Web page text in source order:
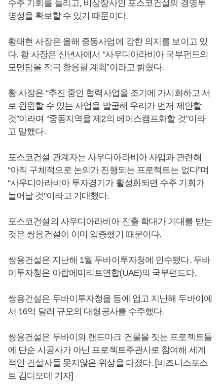
수주 기회를 늘리고, 비상장사인 포스코건설의 경영투
명성을 확보할 수 있기 때문이다.
황태현 사장은 올해 중동사업에 강한 의지를 보이고 있
다. 황 사장은 신년사에서 “사우디아라비아 국부펀드의
모멘텀을 적극 활용할 계획”이라고 밝혔다.
황 사장은 “추진 중인 협력사업을 조기에 가시화하고 서
로 윈윈할 수 있는 사업을 발굴해 우리가 먼저 제안할
것”이라며 “중동지역을 제2의 베이스캠프화할 것”이라
고 말했다.
포스코건설 관계자는 사우디아라비아 사업과 관련해
“아직 구체적으로 논의가 진행되는 프로젝트는 없다”며
“사우디아라비아 투자경기가 활성화되면 수주 기회가
늘어날 것”이라고 기대했다.
포스코건설의 사우디아라비아 진출 확대가 기대를 받는
것은 쌍용건설이 이미 입증했기 때문이다.
쌍용건설은 지난해 1월 두바이투자청에 인수됐다. 두바
이투자청은 아랍에미리트연합(UAE)의 국부펀드다.
쌍용건설은 두바이투자청을 등에 업고 지난해 두바이에
서 16억 달러 규모의 대형공사를 수주했다.
쌍용건설은 두바이의 랜드마크 건물을 짓는 프로젝트들
에 단순 시공사가 아닌 프로젝트주관사로 참여해 세계
적인 건설사들 못지않은 위상을 다졌다. [비즈니스포스
트 김디모데 기자]